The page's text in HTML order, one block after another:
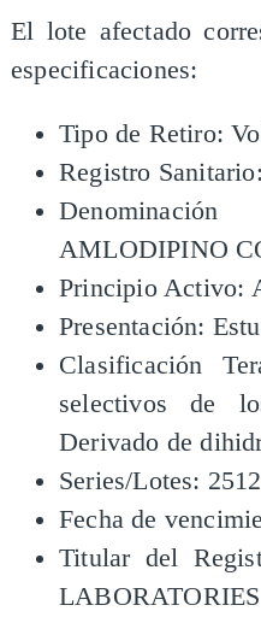
El lote afectado
especificaciones:
Tipo de Retiro:
Registro
AMLODIPINO
Principio Activo:
Presentación:
Clasificación
selectivos de
Derivado de
Series/Lotes:
Fecha de
Titular del